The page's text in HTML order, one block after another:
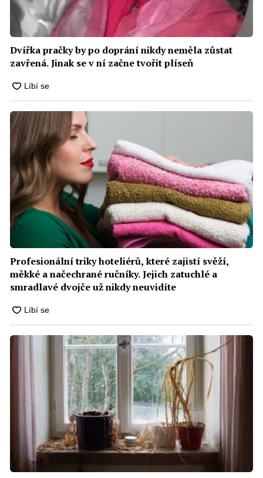
Dvířka pračky by po doprání nikdy neměla zůstat
zavřená. Jinak se v ní začne tvořit plíseň
Profesionální triky hoteliérů, které zajistí svěží,
měkké a načechrané ručníky. Jejich zatuchlé a
smradlavé dvojče už nikdy neuvidíte